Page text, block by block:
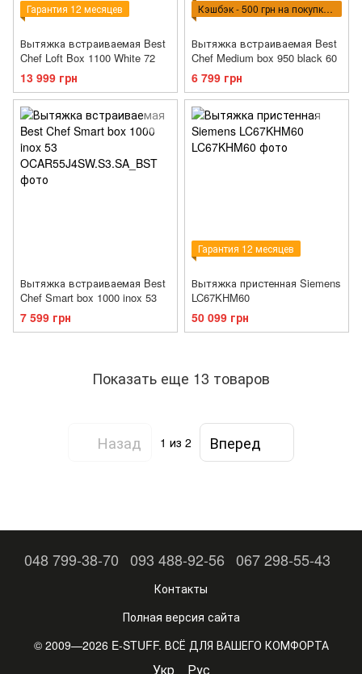
Гарантия 12 месяцев
Вытяжка встраиваемая Best
Chef Loft Box 1100 White 72
13 999 грн
Кэшбэк - 500 грн на покупку КБТ
Вытяжка встраиваемая Best
Chef Medium box 950 black 60
6 799 грн
Вытяжка встраиваемая Best
Chef Smart box 1000 inox 53
7 599 грн
Гарантия 12 месяцев
Вытяжка пристенная Siemens
LC67KHM60
50 099 грн
Показать еще 13 товаров
Назад 1 из 2 Вперед
048 799-38-70 093 488-92-56 067 298-55-43
Контакты
Полная версия сайта
© 2009—2026 E-STUFF. ВСЁ ДЛЯ ВАШЕГО КОМФОРТА
Укр Рус